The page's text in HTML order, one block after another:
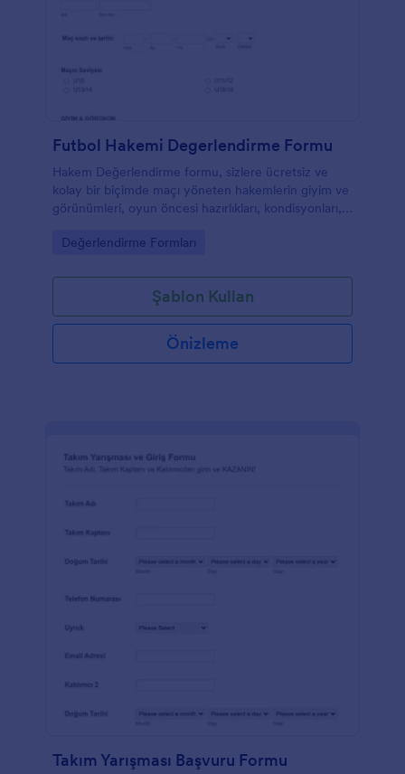
Futbol Hakemi Degerlendirme Formu
Hakem Değerlendirme formu, sizlere ücretsiz ve
kolay bir biçimde maçı yöneten hakemlerin giyim ve
görünümleri, oyun öncesi hazırlıkları, kondisyonları,
kararlılıkları ve oyun kontrolü hakkında onları
kısımları sayesinde, ek olarak eklemek istediğiniz
görüşlerinizide belirtebilirsiniz.
Go to Category:
Değerlendirme Formları
Şablon Kullan
Önizleme
Takım Yarışması Başvuru Formu